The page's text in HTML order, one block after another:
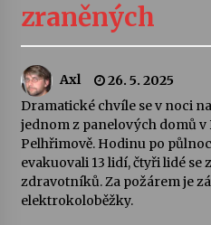
30. 7. 2026
30. 7. 2026
Pozvánka na
šedesátka: 28.
28. 7. 2026
zraněných
Axl
26. 5. 2025
Dramatické chvíle se v noci
jednom z panelových domů
Pelhřimově. Hodinu po
evakuovali 13 lidí, čtyři lidé se
zdravotníků. Za požárem je
elektrokoloběžky.